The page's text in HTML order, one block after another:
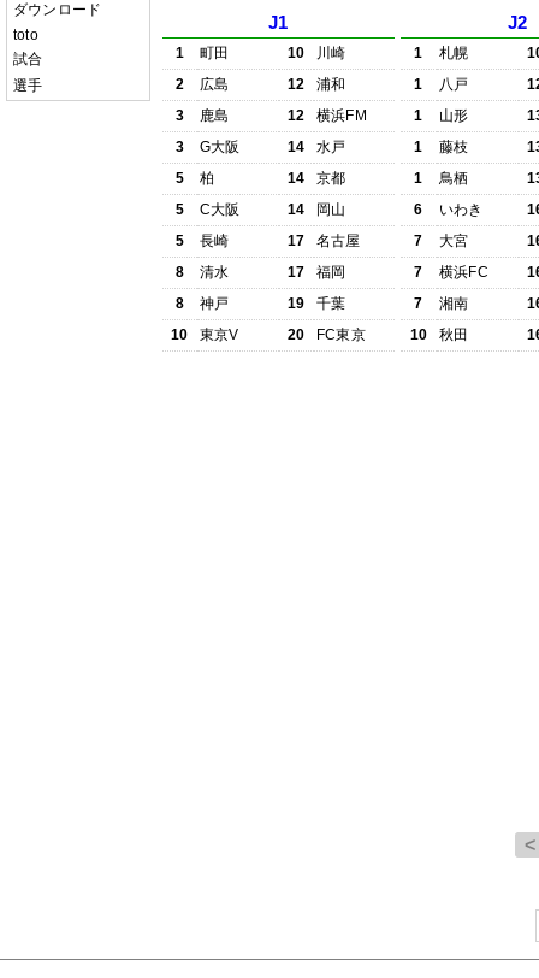
ダウンロード
toto
試合
選手
J1
1 町田 10
川崎
2
広島 12
浦和
3
鹿島 12
横浜FM
3
G大阪 14
水戸
5
柏 14
京都
5
C大阪 14
岡山
5
長崎 17
名古屋
8
清水 17
福岡
8
神戸 19
千葉
10
東京V 20 FC東京
J2
1 札幌
1
八戸
1
山形
1
藤枝
1
鳥栖
6
いわき
7
大宮
7
横浜FC
7
湘南
10
秋田